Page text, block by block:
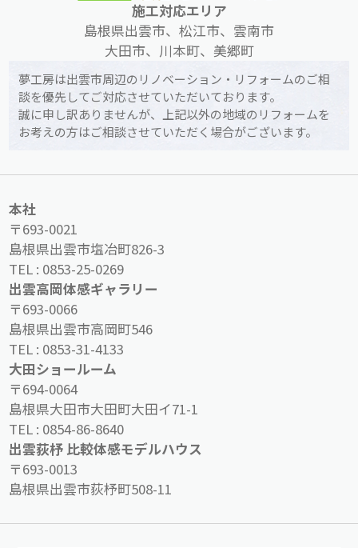
施工対応エリア
島根県出雲市、松江市、雲南市
大田市、川本町、美郷町
夢工房は出雲市周辺のリノベーション・リフォームのご相
談を優先してご対応させていただいております。
誠に申し訳ありませんが、上記以外の地域のリフォームを
お考えの方はご相談させていただく場合がございます。
本社
〒693-0021
島根県出雲市塩冶町826-3
TEL : 0853-25-0269
出雲高岡体感ギャラリー
〒693-0066
島根県出雲市高岡町546
TEL : 0853-31-4133
大田ショールーム
〒694-0064
島根県大田市大田町大田イ71-1
TEL : 0854-86-8640
出雲荻杼 比較体感モデルハウス
〒693-0013
島根県出雲市荻杼町508-11